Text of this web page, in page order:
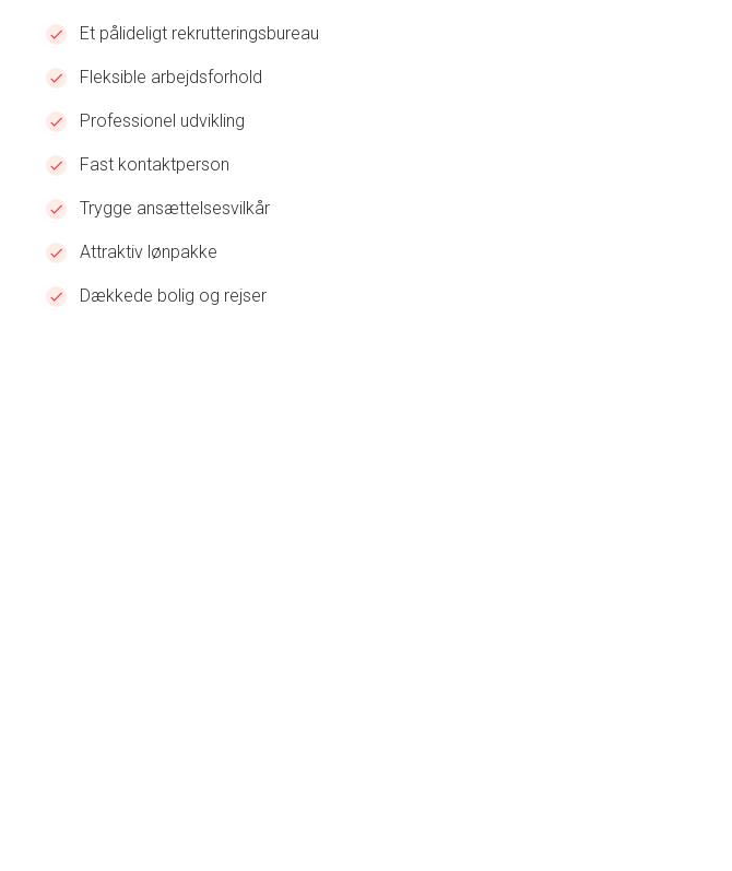
Et pålideligt rekrutteringsbureau
Fleksible arbejdsforhold
Professionel udvikling
Fast kontaktperson
Trygge ansættelsesvilkår
Attraktiv lønpakke
Dækkede bolig og rejser